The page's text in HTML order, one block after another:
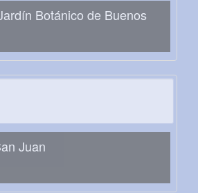
Botánico de Buenos
Juan